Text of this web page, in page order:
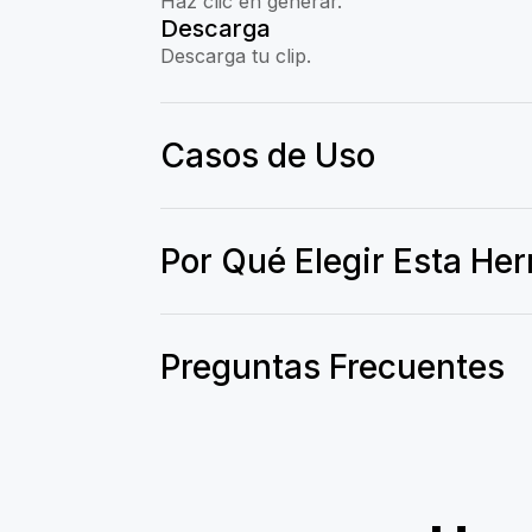
Descarga
Descarga tu clip.
Casos de Uso
Por Qué Elegir Esta
Preguntas Frecuentes